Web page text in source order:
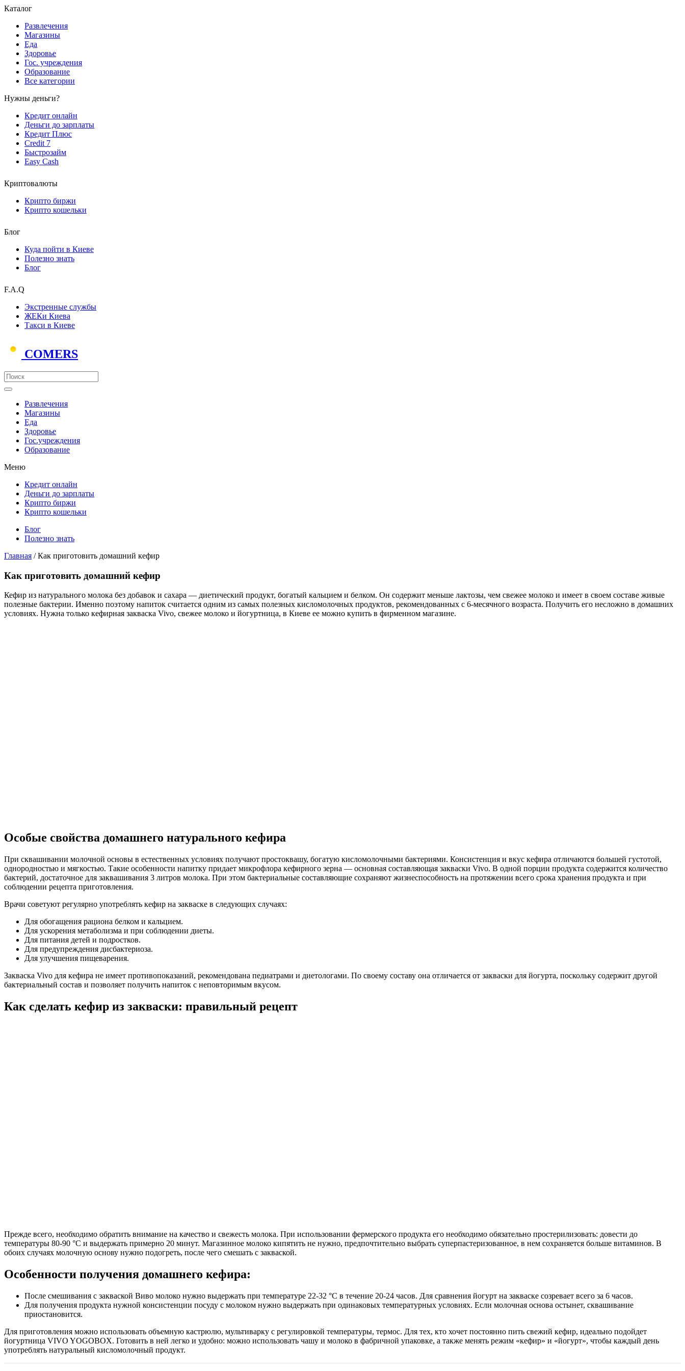
Каталог
Развлечения
Магазины
Еда
Здоровье
Гос. учреждения
Образование
Все категории
Нужны деньги?
Кредит онлайн
Деньги до зарплаты
Кредит Плюс
Credit 7
Быстрозайм
Easy Cash
Криптовалюты
Крипто биржи
Крипто кошельки
Блог
Куда пойти в Киеве
Полезно знать
Блог
F.A.Q
Экстренные службы
ЖЕКи Киева
Такси в Киеве
COMERS
Развлечения
Магазины
Еда
Здоровье
Гос.учреждения
Образование
Меню
Кредит онлайн
Деньги до зарплаты
Крипто биржи
Крипто кошельки
Блог
Полезно знать
Главная / Как приготовить домашний кефир
Как приготовить домашний кефир
Кефир из натурального молока без добавок и сахара — диетический продукт, богатый кальцием и белком. Он содержит меньше лактозы, чем свежее молоко и имеет в своем составе живые
полезные бактерии. Именно поэтому напиток считается одним из самых полезных кисломолочных продуктов, рекомендованных с 6-месячного возраста. Получить его несложно в домашних
условиях. Нужна только кефирная закваска Vivo, свежее молоко и йогуртница, в Киеве ее можно купить в фирменном магазине.
Особые свойства домашнего натурального кефира
При сквашивании молочной основы в естественных условиях получают простоквашу, богатую кисломолочными бактериями. Консистенция и вкус кефира отличаются большей густотой,
однородностью и мягкостью. Такие особенности напитку придает микрофлора кефирного зерна — основная составляющая закваски Vivo. В одной порции продукта содержится количество
бактерий, достаточное для заквашивания 3 литров молока. При этом бактериальные составляющие сохраняют жизнеспособность на протяжении всего срока хранения продукта и при
соблюдении рецепта приготовления.
Врачи советуют регулярно употреблять кефир на закваске в следующих случаях:
Для обогащения рациона белком и кальцием.
Для ускорения метаболизма и при соблюдении диеты.
Для питания детей и подростков.
Для предупреждения дисбактериоза.
Для улучшения пищеварения.
Закваска Vivo для кефира не имеет противопоказаний, рекомендована педиатрами и диетологами. По своему составу она отличается от закваски для йогурта, поскольку содержит другой
бактериальный состав и позволяет получить напиток с неповторимым вкусом.
Как сделать кефир из закваски: правильный рецепт
Прежде всего, необходимо обратить внимание на качество и свежесть молока. При использовании фермерского продукта его необходимо обязательно простерилизовать: довести до
температуры 80-90 °С и выдержать примерно 20 минут. Магазинное молоко кипятить не нужно, предпочтительно выбрать суперпастеризованное, в нем сохраняется больше витаминов. В
обоих случаях молочную основу нужно подогреть, после чего смешать с закваской.
Особенности получения домашнего кефира:
После смешивания с закваской Виво молоко нужно выдержать при температуре 22-32 °С в течение 20-24 часов. Для сравнения йогурт на закваске созревает всего за 6 часов.
Для получения продукта нужной консистенции посуду с молоком нужно выдержать при одинаковых температурных условиях. Если молочная основа остынет, сквашивание
приостановится.
Для приготовления можно использовать объемную кастрюлю, мультиварку с регулировкой температуры, термос. Для тех, кто хочет постоянно пить свежий кефир, идеально подойдет
йогуртница VIVO YOGOBOX. Готовить в ней легко и удобно: можно использовать чашу и молоко в фабричной упаковке, а также менять режим «кефир» и «йогурт», чтобы каждый день
употреблять натуральный кисломолочный продукт.